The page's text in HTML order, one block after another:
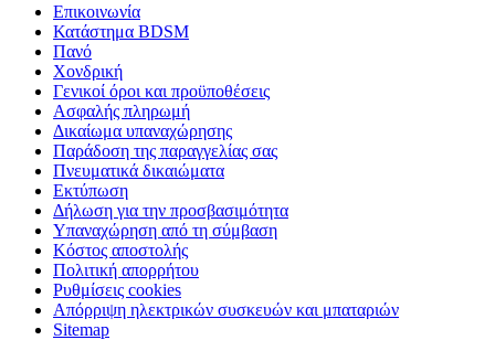
Επικοινωνία
Κατάστημα BDSM
Πανό
Χονδρική
Γενικοί όροι και προϋποθέσεις
Ασφαλής πληρωμή
Δικαίωμα υπαναχώρησης
Παράδοση της παραγγελίας σας
Πνευματικά δικαιώματα
Εκτύπωση
Δήλωση για την προσβασιμότητα
Υπαναχώρηση από τη σύμβαση
Κόστος αποστολής
Πολιτική απορρήτου
Ρυθμίσεις cookies
Απόρριψη ηλεκτρικών συσκευών και μπαταριών
Sitemap